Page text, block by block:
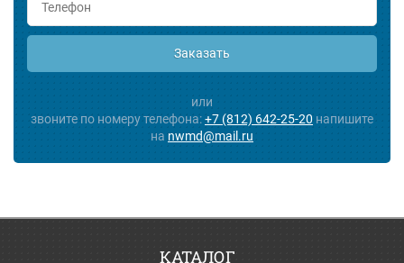
Заказать
или
звоните по номеру телефона:+7 (812) 642-25-20 напишите
на nwmd@mail.ru
КАТАЛОГ